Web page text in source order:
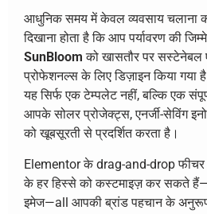
आधुनिक समय में केवल व्यवसाय चलाना
दिखाना होता है कि आप पर्यावरण की
SunBloom को खासतौर पर सस्टेनेबल
प्रोफेशनल्स के लिए डिज़ाइन किया गया
यह सिर्फ एक टेम्पलेट नहीं, बल्कि एक
आपके सोलर प्रोजेक्ट्स, एनर्जी-सेविंग
को खूबसूरती से प्रदर्शित करता है।
Elementor के drag-and-drop
के हर हिस्से को कस्टमाइज़ कर सकते
इमेज—all आपकी ब्रांड पहचान के